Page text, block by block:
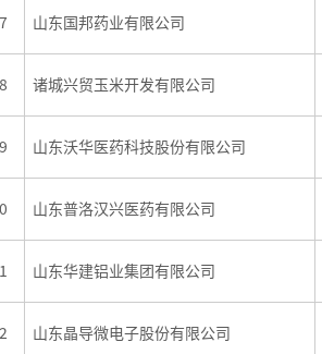
山东国邦药业有限公司
诸城兴贸玉米开发有限公司
山东沃华医药科技股份有限公司
山东普洛汉兴医药有限公司
山东华建铝业集团有限公司
山东晶导微电子股份有限公司